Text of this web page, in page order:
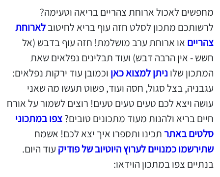
מחפשים לאכול ארוחת צהריים בריאה וטעימה?
לרשותכם מתכון לסלט חזה עוף בריא לחיטובלארוחת
צהריים או ארוחת ערב מושלמת! חזה עוף בדבש (אל
חשש - אין הרבה דבש) ועוד תבלינים נפלאים שאת
המתכון שלוניתן למצוא כאן וכמובן עוד ירקות נפלאים:
עגבניה, בצל סגול, חסה ועוד, פשוט תעשו מה שאני
עושה ויצא לכם טעים טעים טעים! רוצים לשמור על אורח
חיים בריא ולהנות מעוד מתכונים טובים?צפו במתכוני
סלטים באתרתכינו ותספרו איך יצא לכם! אשמח
שתירשמו כמנויים לערוץ היוטיוב של פודיק עוד היום.
בנתיים צפו במתכון הוידאו: